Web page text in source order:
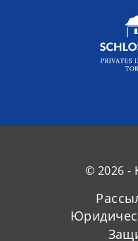
© 2026 -